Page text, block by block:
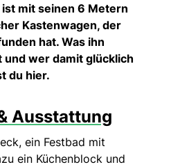
ist mit seinen 6 Metern
Kastenwagen, der
hat. Was ihn
und wer damit glücklich
du hier.
Ausstattung
ein Festbad mit
ein Küchenblock und